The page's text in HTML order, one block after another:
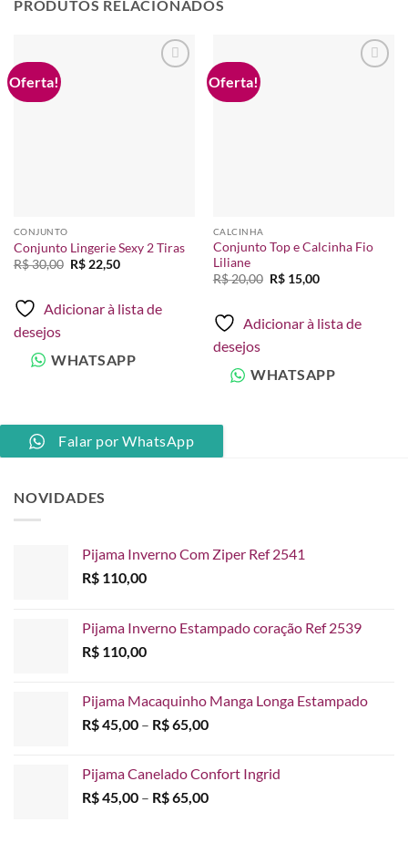
PRODUTOS RELACIONADOS
Oferta!
CONJUNTO
Conjunto Lingerie Sexy 2 Tiras
R$30,00 O
R$ 30,00.
R$22,50O
R$ 22,50.
Adicionar à lista de
desejos
WHATSAPP
Oferta!
CALCINHA
Conjunto Top e Calcinha Fio
Liliane
R$20,00 O
R$ 20,00.
R$15,00O
R$ 15,00.
Adicionar à lista de
desejos
WHATSAPP
Falar por WhatsApp
NOVIDADES
Pijama Inverno Com Ziper Ref 2541
R$ 110,00
Pijama Inverno Estampado coração Ref 2539
R$ 110,00
Pijama Macaquinho Manga Longa Estampado
R$45,00 – R$65,00Faixa
R$ 45,00
através
Pijama Canelado Confort Ingrid
R$45,00 – R$65,00Faixa